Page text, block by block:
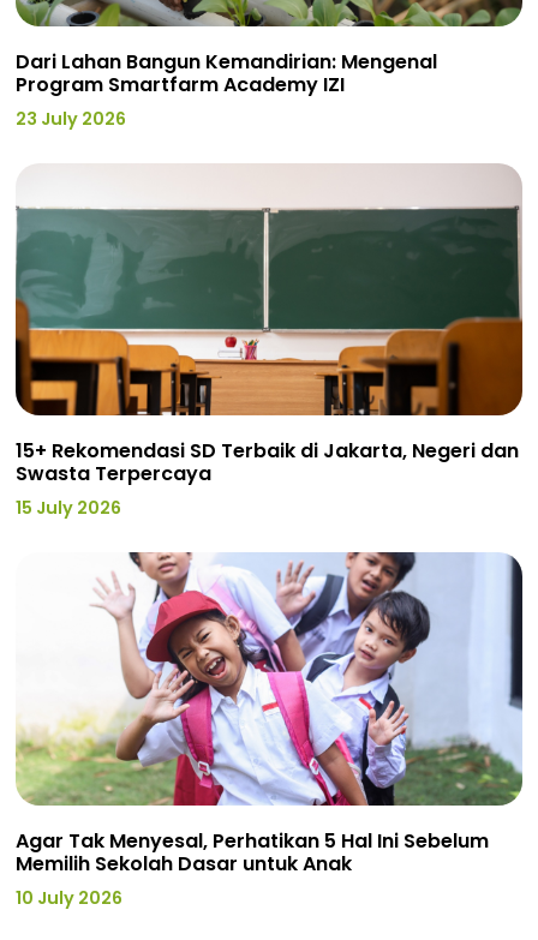
Dari Lahan Bangun Kemandirian: Mengenal
Program Smartfarm Academy IZI
23 July 2026
15+ Rekomendasi SD Terbaik di Jakarta, Negeri dan
Swasta Terpercaya
15 July 2026
Agar Tak Menyesal, Perhatikan 5 Hal Ini Sebelum
Memilih Sekolah Dasar untuk Anak
10 July 2026